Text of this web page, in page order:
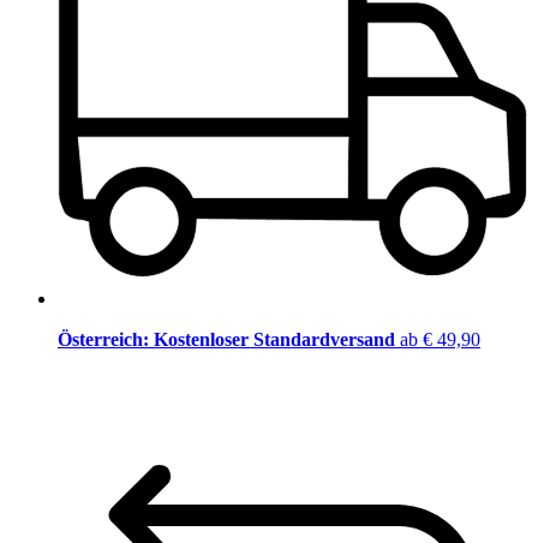
Österreich: Kostenloser Standardversand ab € 49,90